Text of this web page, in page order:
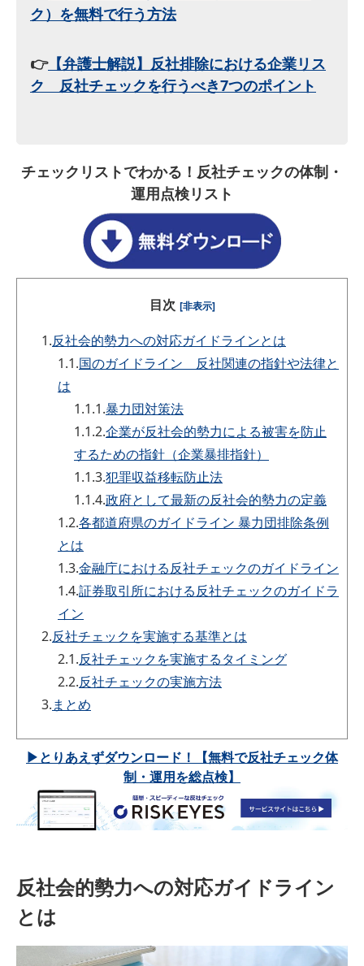
ク）を無料で行う方法
👉【弁護士解説】反社排除における企業リス
ク 反社チェックを行うべき7つのポイント
チェックリストでわかる！反社チェックの体制・
運用点検リスト
目次 [非表示]
1.反社会的勢力への対応ガイドラインとは
1.1.国のガイドライン 反社関連の指針や法律と
は
1.1.1.暴力団対策法
1.1.2.企業が反社会的勢力による被害を防止
するための指針（企業暴排指針）
1.1.3.犯罪収益移転防止法
1.1.4.政府として最新の反社会的勢力の定義
1.2.各都道府県のガイドライン 暴力団排除条例
とは
1.3.金融庁における反社チェックのガイドライン
1.4.証券取引所における反社チェックのガイドラ
イン
2.反社チェックを実施する基準とは
2.1.反社チェックを実施するタイミング
2.2.反社チェックの実施方法
3.まとめ
▶とりあえずダウンロード！【無料で反社チェック体
制・運用を総点検】​​​​​​​
反社会的勢力への対応ガイドライン
とは